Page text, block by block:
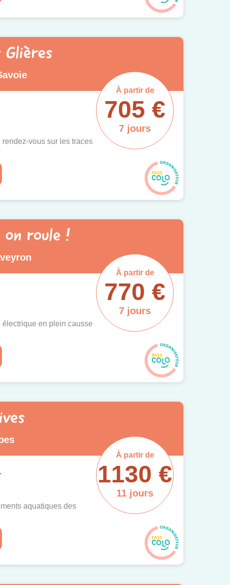
Glières
À partir de
705 €
7 jours
vous sur les traces
on roule !
À partir de
770 €
7 jours
électrique en plein causse
À partir de
1130 €
11 jours
aquatiques des